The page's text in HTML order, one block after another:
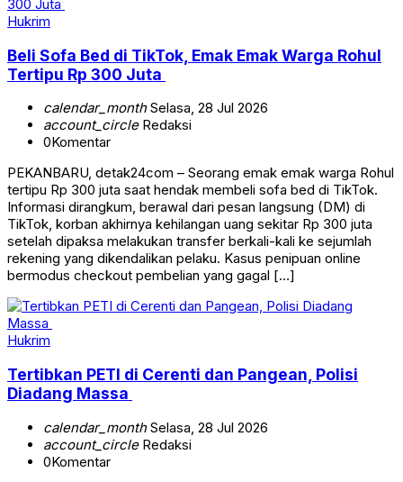
Hukrim
Beli Sofa Bed di TikTok, Emak Emak Warga Rohul
Tertipu Rp 300 Juta
calendar_monthSelasa, 28 Jul 2026
account_circleRedaksi
0Komentar
PEKANBARU, detak24com – Seorang emak emak warga Rohul
tertipu Rp 300 juta saat hendak membeli sofa bed di TikTok.
Informasi dirangkum, berawal dari pesan langsung (DM) di
TikTok, korban akhirnya kehilangan uang sekitar Rp 300 juta
setelah dipaksa melakukan transfer berkali-kali ke sejumlah
rekening yang dikendalikan pelaku. Kasus penipuan online
bermodus checkout pembelian yang gagal […]
Hukrim
Tertibkan PETI di Cerenti dan Pangean, Polisi
Diadang Massa
calendar_monthSelasa, 28 Jul 2026
account_circleRedaksi
0Komentar